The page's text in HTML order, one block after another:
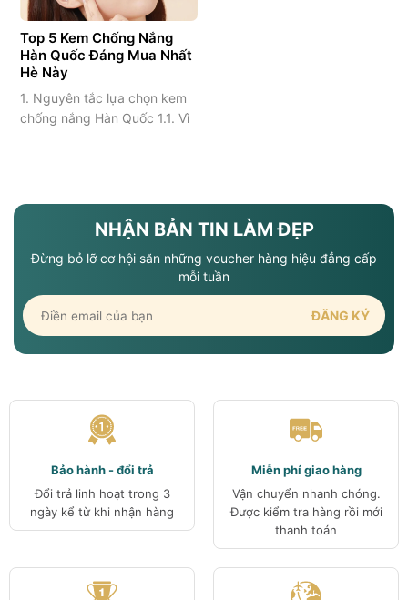
và kém đàn hồi. Chính vì…
Top 5 Kem Chống Nắng
Hàn Quốc Đáng Mua Nhất
Hè Này
1. Nguyên tắc lựa chọn kem
chống nắng Hàn Quốc 1.1. Vì
hiệu Hàn Quốc luôn tập trung
nghiên cứu sản phẩm phù
hợp với làn da nhạy cảm, khí
NHẬN BẢN TIN LÀM ĐẸP
Đừng bỏ lỡ cơ hội săn những voucher hàng hiệu đẳng cấp
mỗi tuần
Bảo hành - đổi trả
Đổi trả linh hoạt trong 3
ngày kể từ khi nhận hàng
Miễn phí giao hàng
Vận chuyển nhanh chóng.
Được kiểm tra hàng rồi mới
thanh toán